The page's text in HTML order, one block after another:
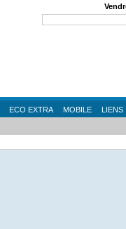
ECO EXTRA MOBILE LIENS